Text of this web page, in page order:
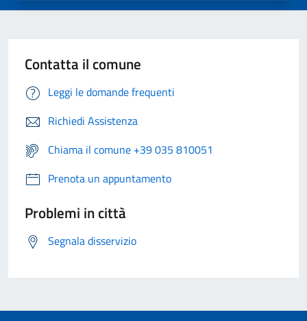
Contatta il comune
Leggi le domande frequenti
Richiedi Assistenza
Chiama il comune +39 035 810051
Prenota un appuntamento
Problemi in città
Segnala disservizio